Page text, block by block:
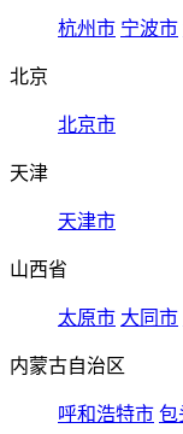
杭州市 宁波市
北京
北京市
天津
天津市
山西省
太原市 大同市
内蒙古自治区
呼和浩特市 包